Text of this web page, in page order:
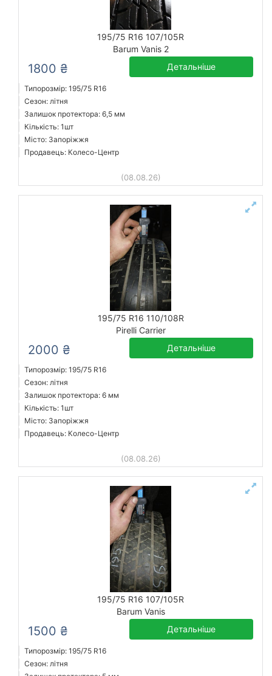
195/75 R16 107/105R
Barum Vanis 2
1800 ₴ Детальніше
Типорозмір: 195/75 R16
Сезон: літня
Залишок протектора: 6,5 мм
Кількість: 1шт
Місто: Запоріжжя
Продавець: Колесо-Центр
(08.08.26)
195/75 R16 110/108R
Pirelli Carrier
2000 ₴ Детальніше
Типорозмір: 195/75 R16
Сезон: літня
Залишок протектора: 6 мм
Кількість: 1шт
Місто: Запоріжжя
Продавець: Колесо-Центр
(08.08.26)
195/75 R16 107/105R
Barum Vanis
1500 ₴ Детальніше
Типорозмір: 195/75 R16
Сезон: літня